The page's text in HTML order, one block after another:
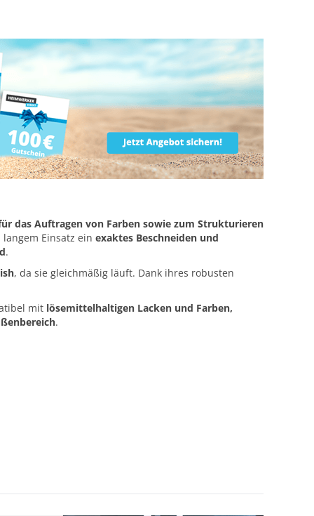
das Auftragen von Farben sowie zum Strukturieren
Einsatz ein exaktes Beschneiden und
.
, da sie gleichmäßig läuft. Dank ihres robusten
mit lösemittelhaltigen Lacken und Farben,
.